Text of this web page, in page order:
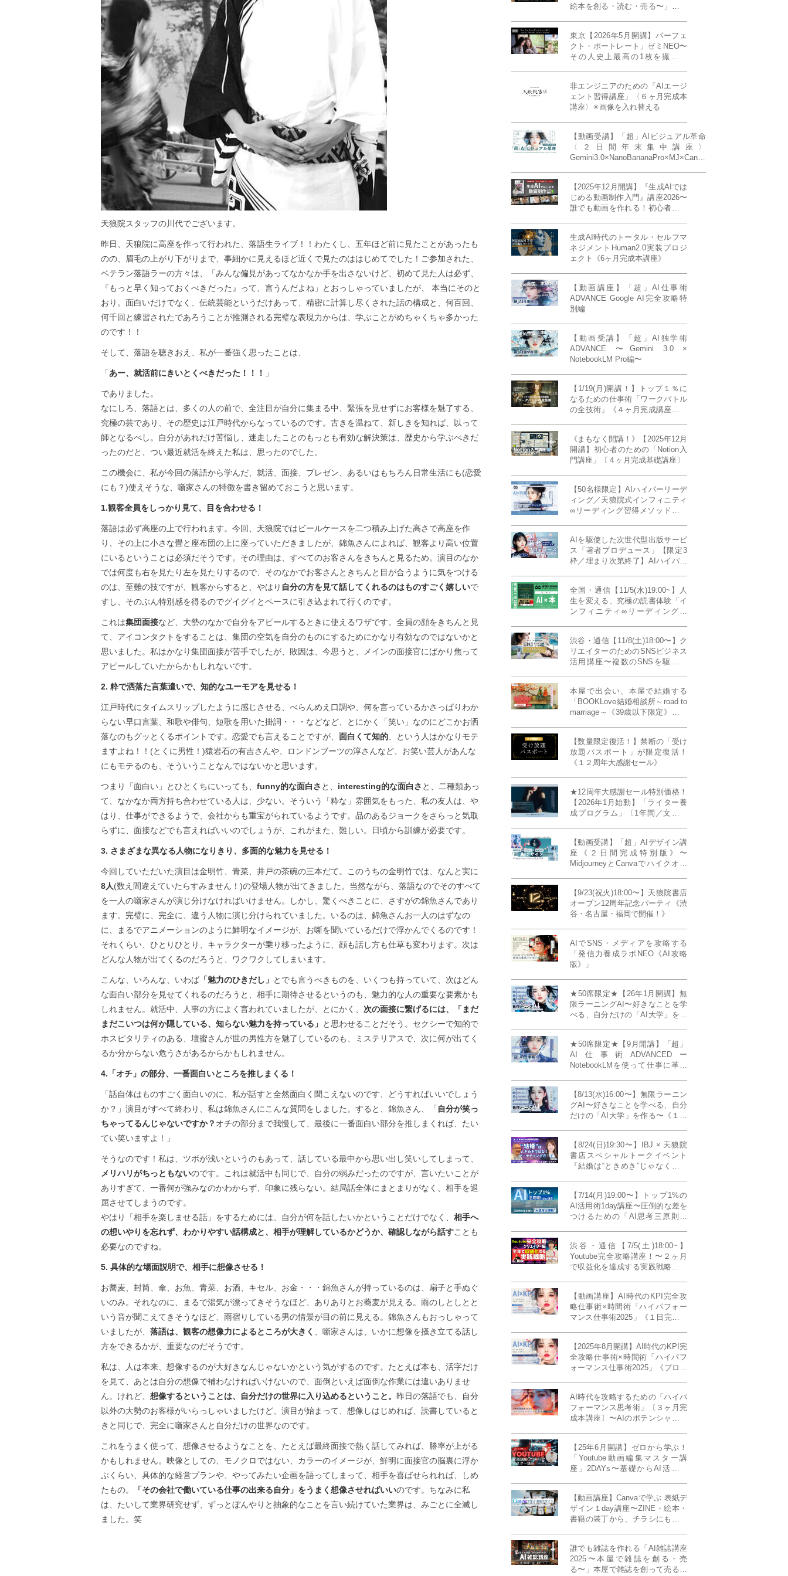
天狼院スタッフの川代でございます。
昨日、天狼院に高座を作って行われた、落語生ライブ！！わたくし、五年ほど前に見たことがあったも
のの、眉毛の上がり下がりまで、事細かに見えるほど近くで見たのははじめてでした！ご参加された、
ベテラン落語ラーの方々は、「みんな偏見があってなかなか手を出さないけど、初めて見た人は必ず、
『もっと早く知っておくべきだった』って、言うんだよね」とおっしゃっていましたが、 本当にそのと
おり。面白いだけでなく、伝統芸能というだけあって、精密に計算し尽くされた話の構成と、何百回、
何千回と練習されたであろうことが推測される完璧な表現力からは、学ぶことがめちゃくちゃ多かった
のです！！
そして、落語を聴きおえ、私が一番強く思ったことは、
「あー、就活前にきいとくべきだった！！！ 」
でありました。
なにしろ、落語とは、多くの人の前で、全注目が自分に集まる中、緊張を見せずにお客様を魅了する、
究極の芸であり、その歴史は江戸時代からなっているのです。古きを温ねて、新しきを知れば、以って
師となるべし。自分があれだけ苦悩し、迷走したことのもっとも有効な解決策は、歴史から学ぶべきだ
ったのだと、つい最近就活を終えた私は、思ったのでした。
この機会に、私が今回の落語から学んだ、就活、面接、プレゼン、あるいはもちろん日常生活にも(恋愛
にも？)使えそうな、噺家さんの特徴を書き留めておこうと思います。
1.観客全員をしっかり見て、目を合わせる！
落語は必ず高座の上で行われます。今回、天狼院ではビールケースを二つ積み上げた高さで高座を作
り、その上に小さな畳と座布団の上に座っていただきましたが、錦魚さんによれば、観客より高い位置
にいるということは必須だそうです。その理由は、すべてのお客さんをきちんと見るため。演目のなか
では何度も右を見たり左を見たりするので、そのなかでお客さんときちんと目が合うように気をつける
のは、至難の技ですが、観客からすると、やはり 自分の方を見て話してくれるのはものすごく嬉しいで
すし、そのぶん特別感を得るのでグイグイとペースに引き込まれて行くのです。
これは集団面接など、大勢のなかで自分をアピールするときに使えるワザです。全員の顔をきちんと見
て、アイコンタクトをすることは、集団の空気を自分のものにするためにかなり有効なのではないかと
思いました。私はかなり集団面接が苦手でしたが、敗因は、今思うと、メインの面接官にばかり焦って
アピールしていたからかもしれないです。
2. 粋で洒落た言葉遣いで、知的なユーモアを見せる！
江戸時代にタイムスリップしたように感じさせる、べらんめえ口調や、何を言っているかさっぱりわか
らない早口言葉、和歌や俳句、短歌を用いた掛詞・・・などなど、とにかく「笑い」なのにどこかお洒
落なのもグッとくるポイントです。恋愛でも言えることですが、 面白くて知的、という人はかなりモテ
ますよね！！(とくに男性！)猿岩石の有吉さんや、ロンドンブーツの淳さんなど、お笑い芸人があんな
にもモテるのも、そういうことなんではないかと思います。
つまり「面白い」とひとくちにいっても、 funny的な面白さ と、 interesting的な面白さ と、二種類あっ
て、なかなか両方持ち合わせている人は、少ない。そういう「粋な」雰囲気をもった、私の友人は、や
はり、仕事ができるようで、会社からも重宝がられているようです。品のあるジョークをさらっと気取
らずに、面接などでも言えればいいのでしょうが、これがまた、難しい。日頃から訓練が必要です。
3. さまざまな異なる人物になりきり、多面的な魅力を見せる！
今回していただいた演目は金明竹、青菜、井戸の茶碗の三本だて。このうちの金明竹では、なんと実に
8人(数え間違えていたらすみません！)の登場人物が出てきました。当然ながら、落語なのでそのすべて
を一人の噺家さんが演じ分けなければいけません。しかし、驚くべきことに、さすがの錦魚さんであり
ます。完璧に、完全に、違う人物に演じ分けられていました。いるのは、錦魚さんお一人のはずなの
に、まるでアニメーションのように鮮明なイメージが、お噺を聞いているだけで浮かんでくるのです！
それくらい、ひとりひとり、キャラクターが乗り移ったように、顔も話し方も仕草も変わります。次は
どんな人物が出てくるのだろうと、ワクワクしてしまいます。
こんな、いろんな、いわば 「魅力のひきだし」 とでも言うべきものを、いくつも持っていて、次はどん
な面白い部分を見せてくれるのだろうと、相手に期待させるというのも、魅力的な人の重要な要素かも
しれません。就活中、人事の方によく言われていましたが、とにかく、 次の面接に繋げるには、「まだ
まだこいつは何か隠している、知らない魅力を持っている」 と思わせることだそう。セクシーで知的で
ホスピタリティのある、壇蜜さんが世の男性方を魅了しているのも、ミステリアスで、次に何が出てく
るか分からない危うさがあるからかもしれません。
4.「オチ」の部分、一番面白いところを推しまくる！
「話自体はものすごく面白いのに、私が話すと全然面白く聞こえないのです、どうすればいいでしょう
か？」演目がすべて終わり、私は錦魚さんにこんな質問をしました。すると、錦魚さん、「 自分が笑っ
ちゃってるんじゃないですか？ オチの部分まで我慢して、最後に一番面白い部分を推しまくれば、たい
てい笑いますよ！」
そうなのです！私は、ツボが浅いというのもあって、話している最中から思い出し笑いしてしまって、
メリハリがちっともないのです。これは就活中も同じで、自分の弱みだったのですが、言いたいことが
ありすぎて、一番何が強みなのかわからず、印象に残らない。結局話全体にまとまりがなく、相手を退
屈させてしまうのです。
やはり「相手を楽しませる話」をするためには、自分が何を話したいかということだけでなく、 相手へ
の想いやりを忘れず、わかりやすい話構成と、相手が理解しているかどうか、確認しながら話すことも
必要なのですね。
5. 具体的な場面説明で、相手に想像させる！
お蕎麦、封筒、傘、お魚、青菜、お酒、キセル、お金・・・錦魚さんが持っているのは、扇子と手ぬぐ
いのみ。それなのに、まるで湯気が漂ってきそうなほど、ありありとお蕎麦が見える。雨のしとしとと
いう音が聞こえてきそうなほど、雨宿りしている男の情景が目の前に見える。錦魚さんもおっしゃって
いましたが、 落語は、観客の想像力によるところが大きく 、噺家さんは、いかに想像を掻き立てる話し
方をできるかが、重要なのだそうです。
私は、人は本来、想像するのが大好きなんじゃないかという気がするのです。たとえば本も、活字だけ
を見て、あとは自分の想像で補わなければいけないので、面倒といえば面倒な作業には違いありませ
ん。けれど、 想像するということは、自分だけの世界に入り込めるということ。 昨日の落語でも、自分
以外の大勢のお客様がいらっしゃいましたけど、演目が始まって、想像しはじめれば、読書していると
きと同じで、完全に噺家さんと自分だけの世界なのです。
これをうまく使って、想像させるようなことを、たとえば最終面接で熱く話してみれば、勝率が上がる
かもしれません。映像としての、モノクロではない、カラーのイメージが、鮮明に面接官の脳裏に浮か
ぶくらい、具体的な経営プランや、やってみたい企画を語ってしまって、相手を喜ばせられれば、しめ
たもの。
「その会社で働いている仕事の出来る自分」をうまく想像させればいいのです。ちなみに私
は、たいして業界研究せず、ずっとぼんやりと抽象的なことを言い続けていた業界は、みごとに全滅し
ました。笑
絵本を創る・読む・売る〜」イン
20名限定》
東京【2026年5月開講】パーフェ
クト・ポートレート」ゼミNEO〜
その人史上最高の1枚を撮る！
催）」《初参加大歓迎／12名限
定》
非エンジニアのための「AIエージ
ェント習得講座」〈６ヶ月完成本
講座〉✳︎画像を入れ替える
【動画受講】「超」AIビジュアル革命
〈２日間年末集中講座〉
Gemini3.0×NanoBananaPro×MJ×Canva
【2025年12月開講】『生成AIでは
じめる動画制作入門』講座2026〜
誰でも動画を作れる！初心者から
生成AI時代のトータル・セルフマ
ネジメントHuman2.0実装プロジ
ェクト《6ヶ月完成本講座》
【動画講座】「超」AI仕事術
ADVANCE Google AI完全攻略特
別編
【動画受講】「超」AI独学術
ADVANCE 〜Gemini 3.0 ×
NotebookLM Pro編〜
【1/19(月)開講！】トップ１％に
なるための仕事術「ワークバトル
の全技術」《４ヶ月完成講座》ー
《まもなく開講！》【2025年12月
開講】初心者のための「Notion入
門講座」〔４ヶ月完成基礎講座〕
【50名様限定】AIハイパーリーデ
ィング／天狼院式インフィニティ
∞リーディング習得メソッド《４
AIを駆使した次世代型出版サービ
ス「著者プロデュース」【限定3
枠／埋まり次第終了】AIハイパー
全国・通信【11/5(水)19:00~】人
生を変える、究極の読書体験「イ
ンフィニティ∞リーディング／
MILLENNIUM THINKING アメリ
カ最高峰大学の人気講義』
渋谷・通信【11/8(土)18:00〜】ク
リエイターのためのSNSビジネス
活用講座〜複数のSNSを駆使し
成ラボPresents》
本屋で出会い、本屋で結婚する
「BOOKLove結婚相談所～road to
marriage～《39歳以下限定》」全
【数量限定復活！】禁断の「受け
放題パスポート」が限定復活！
《１２周年大感謝セール》
★12周年大感謝セール特別価格！
【2026年1月始動】「ライター養
成プログラム」〔1年間／文章講
ー”へ、全国どこからでも。〜《全
店舗リアルタイム参加OK／録画
視聴対応／限定4席》
【動画受講】「超」AIデザイン講
座《２日間完成特別版》〜
MidjourneyとCanvaでハイクオリ
【9/23(祝火)18:00〜】天狼院書店
オープン12周年記念パーティ《渋
谷・名古屋・福岡で開催！》
AIでSNS・メディアを攻略する
「発信力養成ラボNEO《AI攻略
版》」
★50席限定★【26年1月開講】無
限ラーニングAI〜好きなことを学
べる、自分だけの「AI大学」を作
★50席限定★【9月開講】「超」
AI仕事術ADVANCEDー
NotebookLMを使って仕事に革命
【8/13(水)16:00〜】無限ラーニン
グAI〜好きなことを学べる、自分
だけの「AI大学」を作る〜《１日
【8/24(日)19:30〜】IBJ × 天狼院
書店スペシャルトークイベント
『結婚は“ときめき”じゃなくて、
のカタチ〜《BOOKLove結婚相談
所presents》
【7/14(月)19:00〜】トップ1%の
AI活用術1day講座〜圧倒的な差を
つけるための「AI思考三原則」
渋谷・通信【7/5(土)18:00~】
Youtube完全攻略講座！〜２ヶ月
で収益化を達成する実践戦略！ゲ
発信力養成ラボNEO》
【動画講座】AI時代のKPI完全攻
略仕事術×時間術「ハイパフォー
マンス仕事術2025」《１日完成特
【2025年8月開講】AI時代のKPI完
全攻略仕事術×時間術「ハイパフ
ォーマンス仕事術2025」《プロフ
AI時代を攻略するための「ハイパ
フォーマンス思考術」〔３ヶ月完
成本講座〕〜AIのポテンシャルを
【25年6月開講】ゼロから学ぶ！
「Youtube動画編集マスター講
座」2DAYs〜基礎からAI活用ま
【動画講座】Canvaで学ぶ 表紙デ
ザイン１day講座〜ZINE・絵本・
書籍の装丁から、チラシにも活か
誰でも雑誌を作れる「AI雑誌講座
2025〜本屋で雑誌を創る・売
る〜」本屋で雑誌を創って売る！